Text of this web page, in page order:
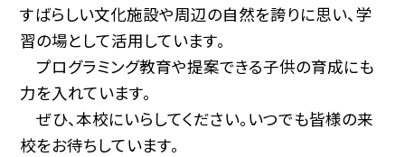
すばらしい文化施設や周辺の自然を誇りに思い、学
習の場として活用しています。
プログラミング教育や提案できる子供の育成にも
力を入れています。
ぜひ、本校にいらしてください。いつでも皆様の来
校をお待ちしています。